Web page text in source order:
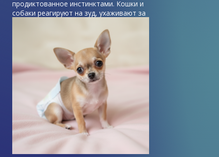
продиктованное инстинктами. Кошки и
собаки реагируют на зуд, ухаживают за
мелкие повреждения с помощью своей
слюны, которая обладает
бактерицидными и ранозаживляющими